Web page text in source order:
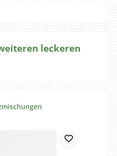
leckeren